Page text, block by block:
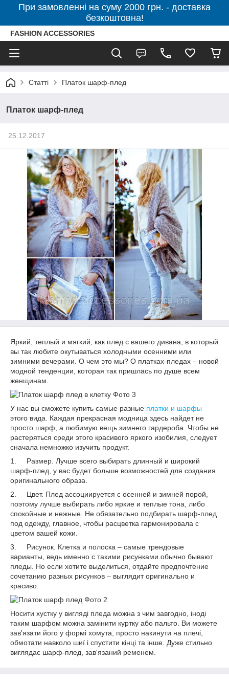
При замовленні на суму 2000 грн. - доставка
безкоштовна!
FASHION ACCESSORIES
Статті Платок шарф-плед
Платок шарф-плед
25.12.2017
Яркий, теплый и мягкий, как плед с вашего дивана, в который
вы так любите окутываться холодными осенними или
зимними вечерами. О чем это мы? О платках-пледах – новой
модной тенденции, которая так пришлась по душе всем
женщинам.
У нас вы сможете купить самые разные платки и шарфы
этого вида. Каждая прекрасная модница здесь найдет не
просто шарф, а любимую вещь зимнего гардероба. Чтобы не
растеряться среди этого красивого яркого изобилия, следует
сначала немножко изучить продукт.
1. Размер. Лучше всего выбирать длинный и широкий
шарф-плед, у вас будет больше возможностей для создания
оригинального образа.
2. Цвет. Плед ассоциируется с осенней и зимней порой,
поэтому лучше выбирать либо яркие и теплые тона, либо
спокойные и нежные. Не обязательно подбирать шарф-плед
под одежду, главное, чтобы расцветка гармонировала с
цветом вашей кожи.
3. Рисунок. Клетка и полоска – самые трендовые
варианты, ведь именно с такими рисунками обычно бывают
пледы. Но если хотите выделиться, отдайте предпочтение
сочетанию разных рисунков – выглядит оригинально и
красиво.
Носити хустку у вигляді пледа можна з чим завгодно, іноді
таким шарфом можна замінити куртку або пальто. Ви можете
зав'язати його у формі хомута, просто накинути на плечі,
обмотати навколо шиї і спустити кінці та інше. Дуже стильно
виглядає шарф-плед, зав'язаний ременем.